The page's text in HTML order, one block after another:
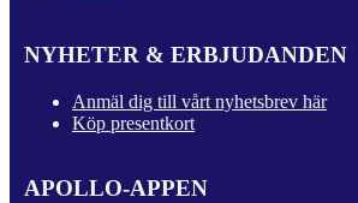
NYHETER & ERBJUDANDEN
Anmäl dig till vårt nyhetsbrev här
Köp presentkort
APOLLO-APPEN